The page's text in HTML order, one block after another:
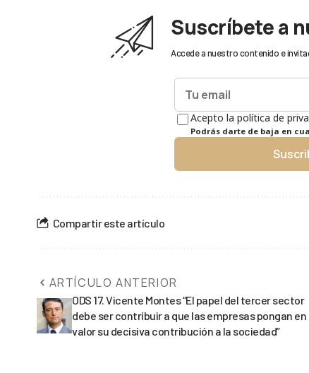
Suscríbete a
Accede a nuestro contenido e
Acepto la política de
Podrás darte de baja en
Compartir este artículo
ARTÍCULO ANTERIOR
ODS 17. Vicente Montes “El papel del tercer sector
debe ser contribuir a que las empresas pongan en
valor su decisiva contribución a la sociedad”